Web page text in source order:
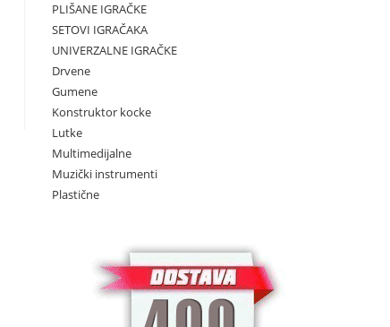
PLIŠANE IGRAČKE
SETOVI IGRAČAKA
UNIVERZALNE IGRAČKE
Drvene
Gumene
Konstruktor kocke
Lutke
Multimedijalne
Muzički instrumenti
Plastične